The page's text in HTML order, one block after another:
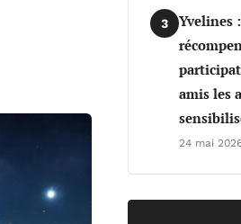
3
Yvelines
amis les
24 mai